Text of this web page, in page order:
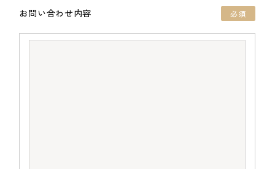
お問い合わせ内容 必須